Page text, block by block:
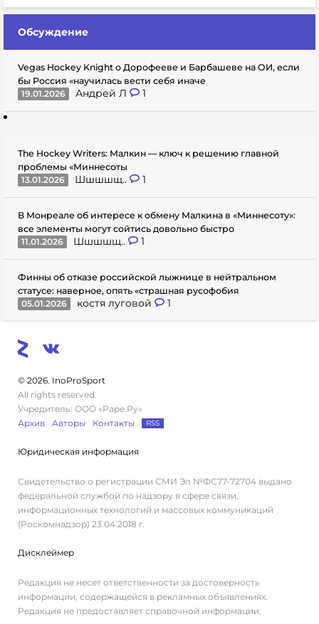
Обсуждение
Vegas Hockey Knight о Дорофееве и Барбашеве на ОИ, если
бы Россия «научилась вести себя иначе
19.01.2026
Андрей Л 1
The Hockey Writers: Малкин — ключ к решению главной
проблемы «Миннесоты
13.01.2026
Шшшшщ.. 1
В Монреале об интересе к обмену Малкина в «Миннесоту»:
все элементы могут сойтись довольно быстро
11.01.2026
Шшшшщ.. 1
Финны об отказе российской лыжнице в нейтральном
статусе: наверное, опять «страшная русофобия
05.01.2026
костя луговой 1
© 2026. InoProSport
All rights reserved.
Учредитель: ООО «Раре.Ру»
Архив
Авторы Контакты RSS
Юридическая информация
Свидетельство о регистрации СМИ Эл №ФС77-72704 выдано
федеральной службой по надзору в сфере связи,
информационных технологий и массовых коммуникаций
(Роскомнадзор) 23.04.2018 г.
Дисклеймер
Редакция не несет ответственности за достоверность
информации, содержащейся в рекламных объявлениях.
Редакция не предоставляет справочной информации.